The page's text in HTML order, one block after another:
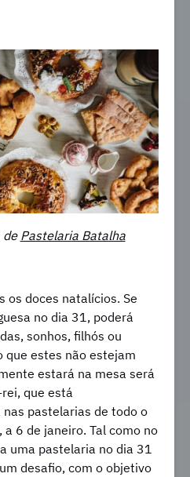
de Pastelaria Batalha
os doces natalícios. Se
no dia 31, poderá
sonhos, filhós ou
que estes não estejam
estará na mesa será
que está
pastelarias de todo o
a 6 de janeiro. Tal como no
uma pastelaria no dia 31
desafio, com o objetivo